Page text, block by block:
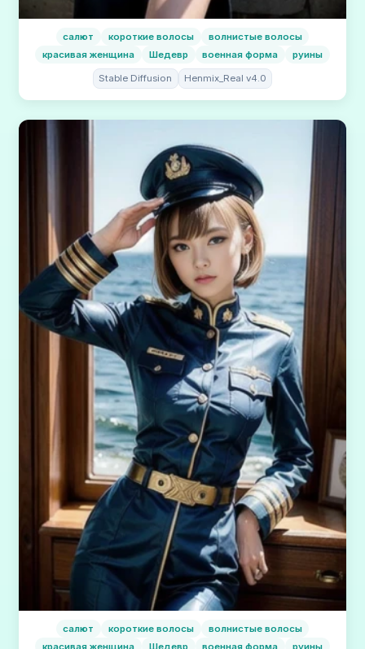
салют короткие волосы
волнистые волосы
красивая женщина
Шедевр военная форма руины
Stable Diffusion Henmix_Real v4.0
салют короткие волосы
волнистые волосы
красивая женщина
Шедевр военная форма руины